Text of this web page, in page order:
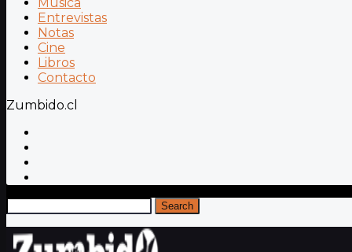
Entrevistas
Notas
Cine
Libros
Contacto
Zumbido.cl
Search